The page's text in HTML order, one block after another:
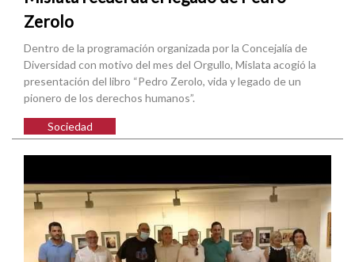
Zerolo
Dentro de la programación organizada por la Concejalía de
Diversidad con motivo del mes del Orgullo, Mislata acogió la
presentación del libro “Pedro Zerolo, vida y legado de un
pionero de los derechos humanos”.
Sociedad